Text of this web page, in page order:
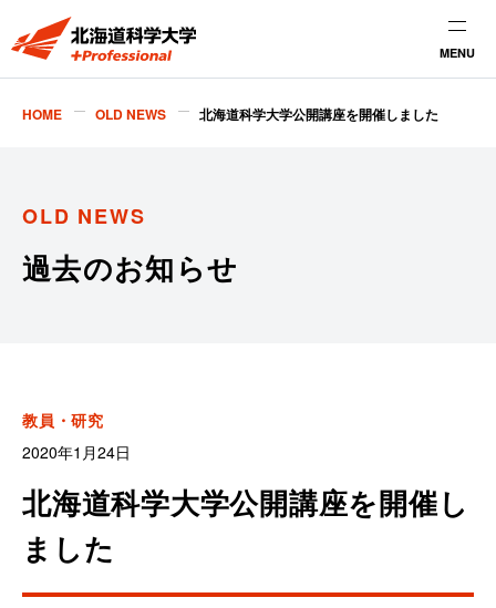
MENU
HOME OLD NEWS 北海道科学大学公開講座を開催しました
OLD NEWS
過去のお知らせ
教員・研究
2020年1月24日
北海道科学大学公開講座を開催し
ました